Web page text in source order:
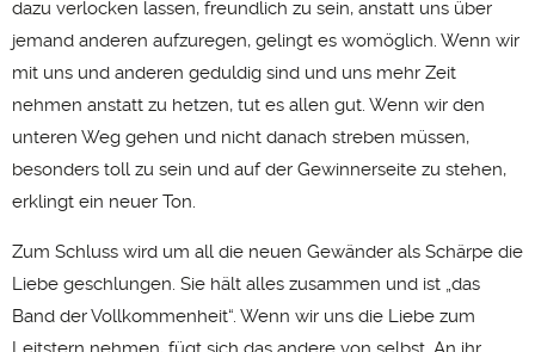
dazu verlocken lassen, freundlich zu sein, anstatt uns über
jemand anderen aufzuregen, gelingt es womöglich. Wenn wir
mit uns und anderen geduldig sind und uns mehr Zeit
nehmen anstatt zu hetzen, tut es allen gut. Wenn wir den
unteren Weg gehen und nicht danach streben müssen,
besonders toll zu sein und auf der Gewinnerseite zu stehen,
erklingt ein neuer Ton.
Zum Schluss wird um all die neuen Gewänder als Schärpe die
Liebe geschlungen. Sie hält alles zusammen und ist „das
Band der Vollkommenheit“. Wenn wir uns die Liebe zum